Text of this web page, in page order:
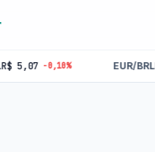
-0,10% EUR/BRLR$ 5,84